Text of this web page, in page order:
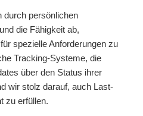
durch persönlichen
die Fähigkeit ab,
spezielle Anforderungen zu
Tracking-Systeme, die
über den Status ihrer
wir stolz darauf, auch Last-
zu erfüllen.